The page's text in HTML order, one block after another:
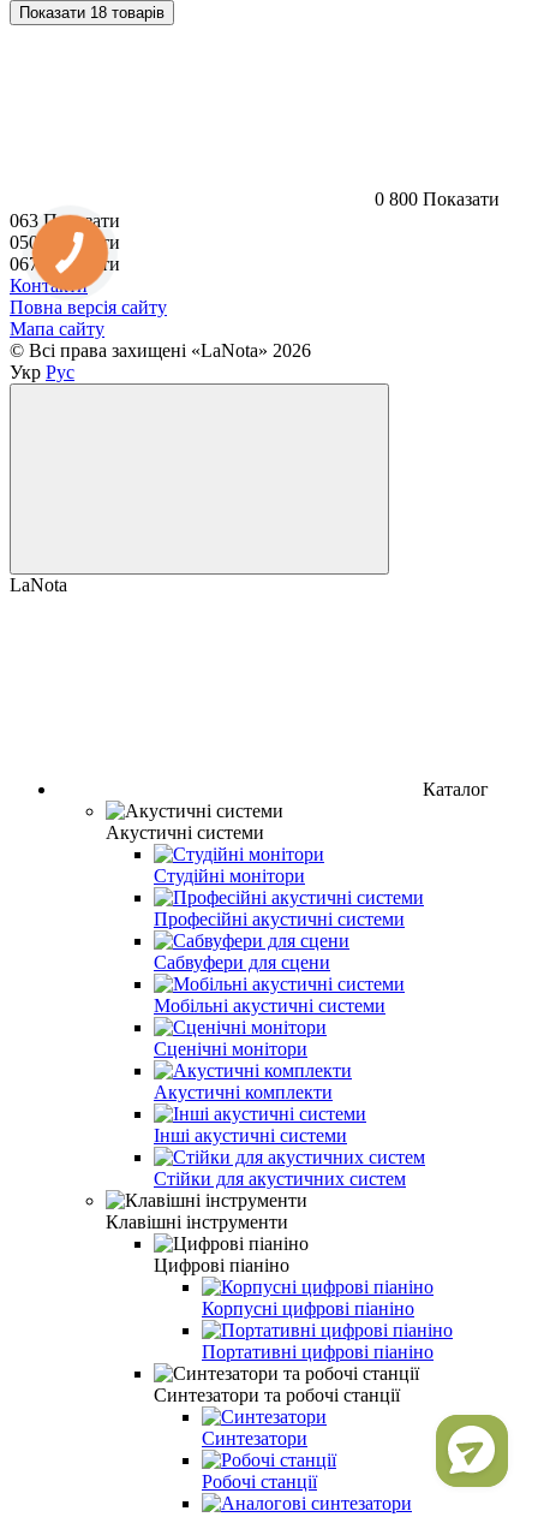
Показати 18 товарів
0 800 Показати
063 Показати
050 Показати
067 Показати
Контакти
Повна версія сайту
Мапа сайту
© Всі права захищені «LaNota» 2026
Укр Рус
LaNota
Каталог
Акустичні системи
Студійні монітори
Професійні акустичні системи
Сабвуфери для сцени
Мобільні акустичні системи
Сценічні монітори
Акустичні комплекти
Інші акустичні системи
Стійки для акустичних систем
Клавішні інструменти
Цифрові піаніно
Корпусні цифрові піаніно
Портативні цифрові піаніно
Синтезатори та робочі станції
Синтезатори
Робочі станції